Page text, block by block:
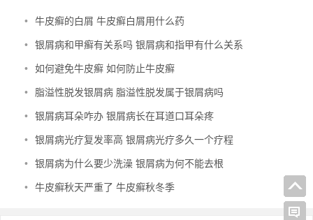
• 牛皮癣的白屑 牛皮癣白屑用什么药
• 银屑病和甲癣有关系吗 银屑病和指甲有什么关系
• 如何避免牛皮癣 如何防止牛皮癣
• 脂溢性脱发银屑病 脂溢性脱发属于银屑病吗
• 银屑病耳朵咋办 银屑病长在耳道口耳朵疼
• 银屑病光疗复发率高 银屑病光疗多久一个疗程
• 银屑病为什么要少洗澡 银屑病为何不能去根
• 牛皮癣秋天严重了 牛皮癣秋冬季